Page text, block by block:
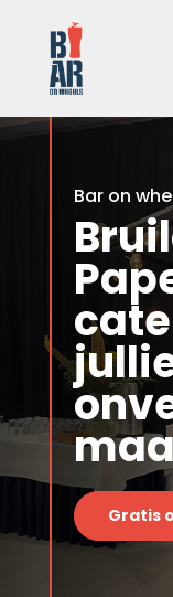
Bar on
Gratis